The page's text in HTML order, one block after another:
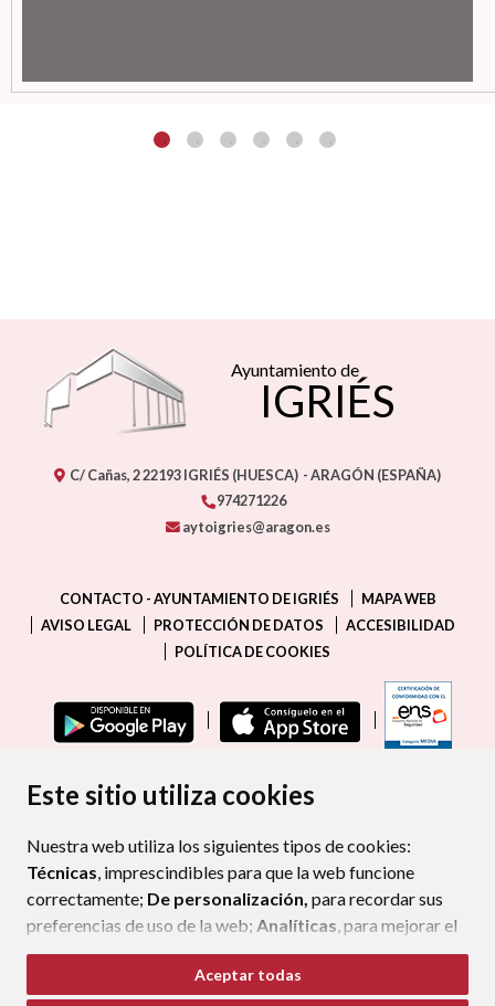
Este sitio utiliza cookies
Nuestra web utiliza los siguientes tipos de cookies:
Técnicas, imprescindibles para que la web funcione
correctamente; De personalización, para recordar sus
preferencias de uso de la web; Analíticas, para mejorar el
funcionamiento de la web y sus servicios.
Si acepta pulsando el botón“Aceptar todas”
Aceptar todas
Ayuntamiento de
IGRIÉS
C/ Cañas, 222193IGRIÉS (HUESCA) - ARAGÓN (ESPAÑA)
974271226
aytoigries@aragon.es
CONTACTO - AYUNTAMIENTO DE IGRIÉS
MAPA WEB
AVISO LEGAL
PROTECCIÓN DE DATOS
ACCESIBILIDAD
POLÍTICA DE COOKIES